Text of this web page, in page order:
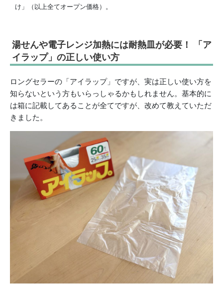
け」（以上全てオープン価格）。
湯せんや電子レンジ加熱には耐熱皿が必要！
「ア
イラップ」の正しい使い方
ロングセラーの「アイラップ」ですが、実は正しい使い方を
知らないという方もいらっしゃるかもしれません。基本的に
は箱に記載してあることが全てですが、改めて教えていただ
きました。